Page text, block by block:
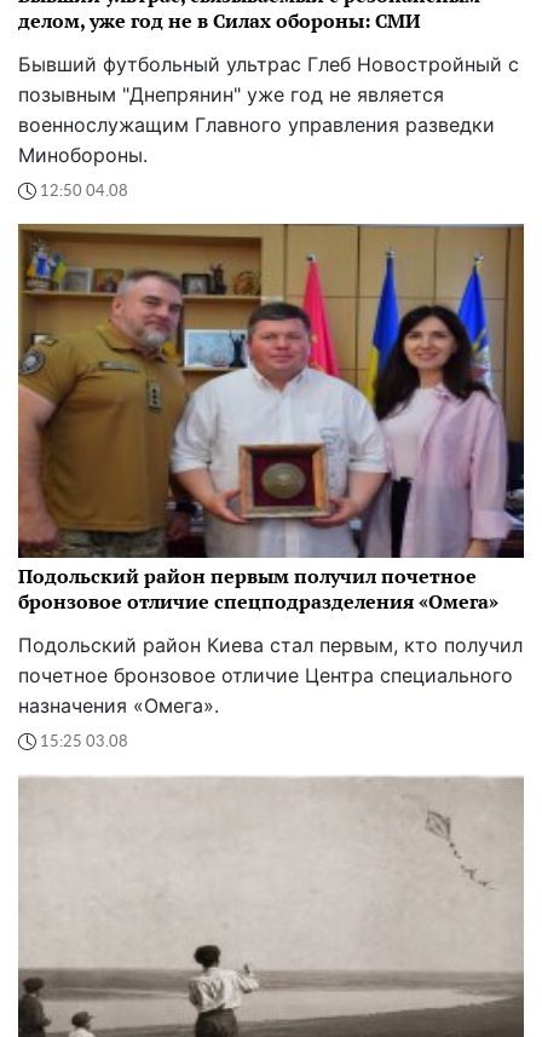
делом, уже год не в Силах обороны: СМИ
Бывший футбольный ультрас Глеб Новостройный с
позывным "Днепрянин" уже год не является
военнослужащим Главного управления разведки
Минобороны.
12:50 04.08
Подольский район первым получил почетное
бронзовое отличие спецподразделения «Омега»
Подольский район Киева стал первым, кто получил
почетное бронзовое отличие Центра специального
назначения «Омега».
15:25 03.08